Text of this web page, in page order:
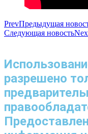
PrevПредыдущая
Следующая новость
разрешено